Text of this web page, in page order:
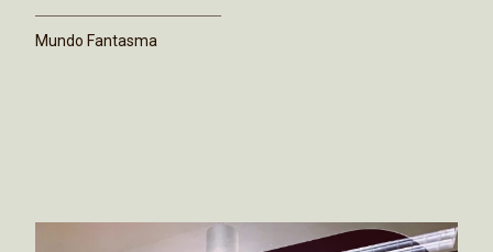
Mundo Fantasma